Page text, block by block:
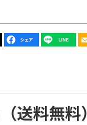
（送料無料）